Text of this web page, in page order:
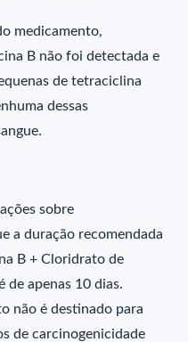
medicamento,
B não foi detectada e
de tetraciclina
dessas
sobre
a duração recomendada
B + Cloridrato de
de apenas 10 dias.
não é destinado para
de carcinogenicidade